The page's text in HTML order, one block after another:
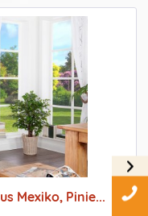
Mexiko, Pinie...